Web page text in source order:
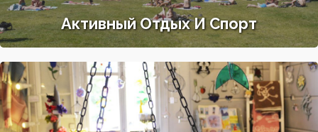
Активный Отдых И Спорт